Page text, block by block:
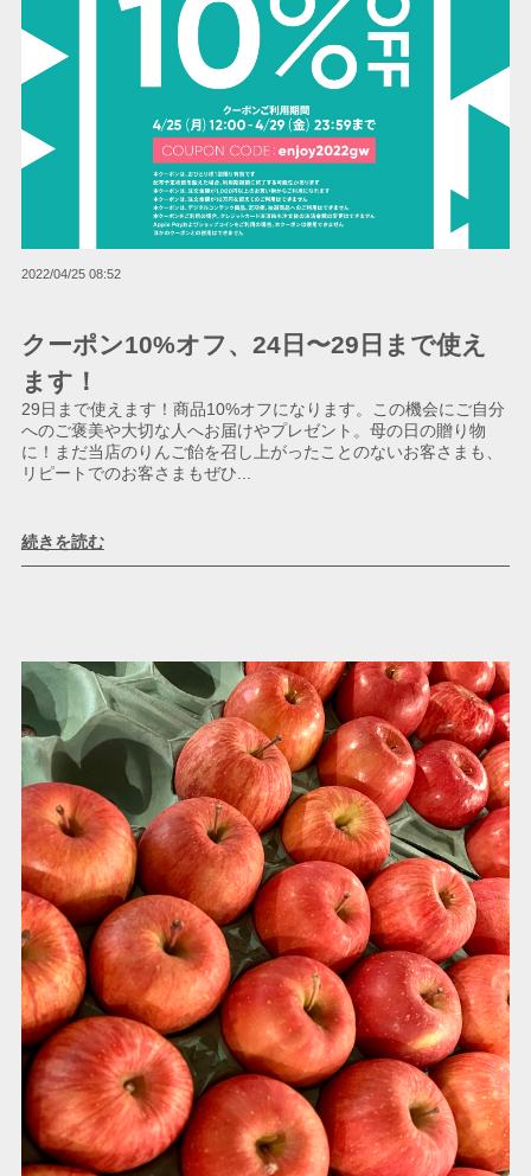
クーポン10%オフ、24日〜29日まで使え
ます！
2022/04/25 08:52
29日まで使えます！商品10%オフになります。この機会にご自分
へのご褒美や大切な人へお届けやプレゼント。母の日の贈り物
に！まだ当店のりんご飴を召し上がったことのないお客さまも、
リピートでのお客さまもぜひ...
続きを読む